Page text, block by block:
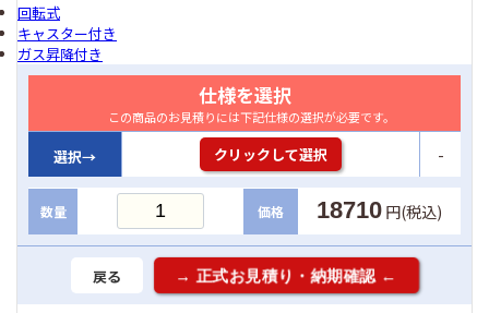
回転式
キャスター付き
ガス昇降付き
仕様を選択
この商品のお見積りには下記仕様の選択が必要です。
選択→ クリックして選択 -
数量 価格 18710 円(税込)
戻る